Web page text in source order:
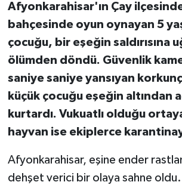
Afyonkarahisar'ın Çay
bahçesinde oyun oynayan 5
çocuğu, bir eşeğin saldırısına
ölümden döndü. Güvenlik
saniye saniye yansıyan
küçük çocuğu eşeğin altından
kurtardı. Vukuatlı olduğu
hayvan ise ekiplerce
Afyonkarahisar, eşine ender
dehşet verici bir olaya sahne